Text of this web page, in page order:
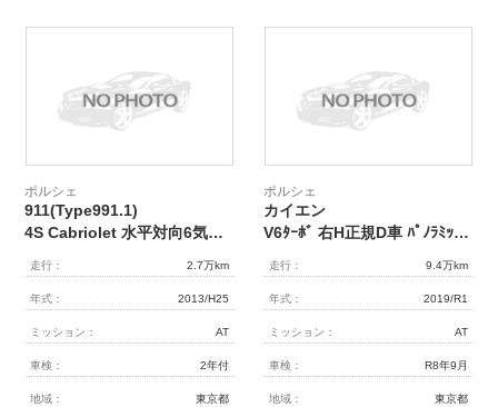
ポルシェ
911(Type991.1)
4S Cabriolet 水平対向6気筒(NA3.8L) 7速PDK 右H正規D車 赤幌 ｽﾎﾟｰﾂｸﾛﾉPKG 黒革 ｼｰﾄﾋｰﾀｰ 14Wayﾒﾓﾘｰ付ﾊﾟﾜｰｼｰﾄ 純正ﾅﾋﾞ BOSEｻｳﾝﾄﾞ Bｶﾒﾗ&PAS ｸﾙｺﾝ ﾊﾞｲｷｾﾉﾝHL(PDLS付) 電格ﾐﾗｰ PASM＆PTVﾌﾟﾗｽ 赤ｷｬﾘﾊﾟｰ 純正20AW 禁煙
走行： 2.7万km
年式： 2013/H25
ミッション： AT
車検： 2年付
地域： 東京都
ポルシェ
カイエン
V6ﾀｰﾎﾞ 右H正規D車 ﾊﾟﾉﾗﾐｯｸR 黒革 ｼｰﾄﾋｰﾀｰ PCMﾅﾋﾞ(12.3ｲﾝﾁ) CarPlay 全周ｶﾒﾗ＆PAS ACC＆LCA LEDﾍｯﾄﾞﾗｲﾄ ｺﾝﾌｫｰﾄA 電動Rｹﾞｰﾄ PASM 純正20ｲﾝﾁAW 禁煙車
走行： 9.4万km
年式： 2019/R1
ミッション： AT
車検： R8年9月
地域： 東京都